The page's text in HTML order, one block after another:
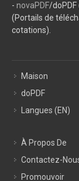
- novaPDF/doPDF
(Portails de
cotations).
Maison
doPDF
Langues (EN)
À Propos De
Contactez-
Promouvoir